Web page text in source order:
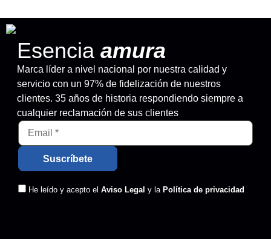
Esencia amura
Marca líder a nivel nacional por nuestra calidad y
servicio con un 97% de fidelización de nuestros
clientes. 35 años de historia respondiendo siempre a
cualquier reclamación de sus clientes
He leído y acepto el Aviso Legal y la Política de privacidad